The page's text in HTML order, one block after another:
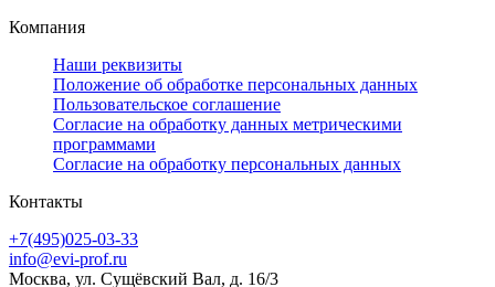
Компания
Наши реквизиты
Положение об обработке персональных данных
Пользовательское соглашение
Согласие на обработку данных метрическими
программами
Согласие на обработку персональных данных
Контакты
+7(495)025-03-33
info@evi-prof.ru
Москва, ул. Сущёвский Вал, д. 16/3